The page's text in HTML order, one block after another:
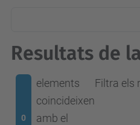
Resultats de
0
elements
coincideixen
amb el
Filtra els